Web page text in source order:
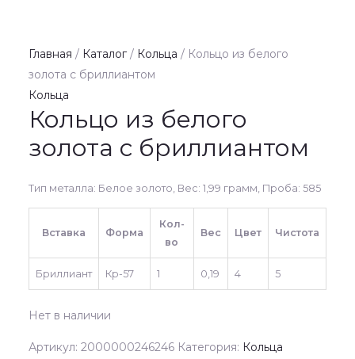
Главная / Каталог/ Кольца / Кольцо из белого
золота с бриллиантом
Кольца
Кольцо из белого
золота с бриллиантом
Тип металла: Белое золото, Вес: 1,99 грамм, Проба: 585
Вставка Форма
Кол-
во
Вес Цвет Чистота
Бриллиант Кр-57 1 0,19 4 5
Нет в наличии
Артикул: 2000000246246 Категория: Кольца